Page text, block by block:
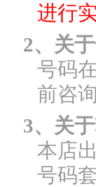
进行
2、关
号码
前咨
3、关
本店
号码